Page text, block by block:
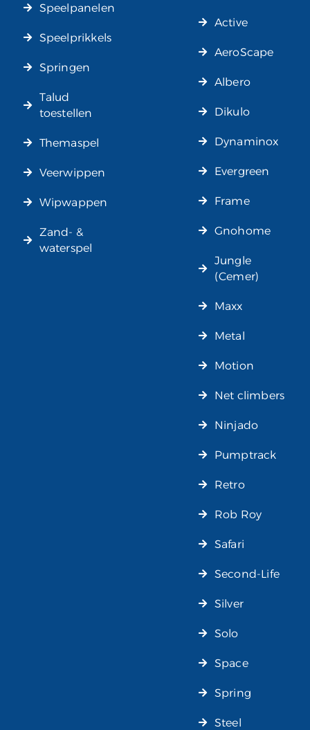
Speelpanelen
Speelprikkels
Springen
Talud
toestellen
Themaspel
Veerwippen
Wipwappen
Zand- &
waterspel
Active
AeroScape
Albero
Dikulo
Dynaminox
Evergreen
Frame
Gnohome
Jungle
(Cemer)
Maxx
Metal
Motion
Net climbers
Ninjado
Pumptrack
Retro
Rob Roy
Safari
Second-Life
Silver
Solo
Space
Spring
Steel